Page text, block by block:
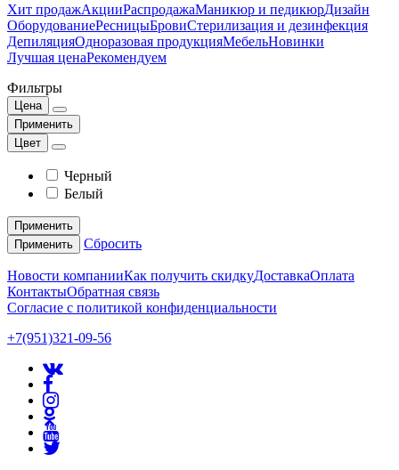
Хит продажАкцииРаспродажаМаникюр и педикюрДизайн
ОборудованиеРесницыБровиСтерилизация и дезинфекция
ДепиляцияОдноразовая продукцияМебельНовинки
Лучшая ценаРекомендуем
Фильтры
Цена
Применить
Цвет
Черный
Белый
Применить
Применить
Сбросить
Новости компанииКак получить скидкуДоставкаОплата
КонтактыОбратная связь
Согласие с политикой конфиденциальности
+7(951)321-09-56